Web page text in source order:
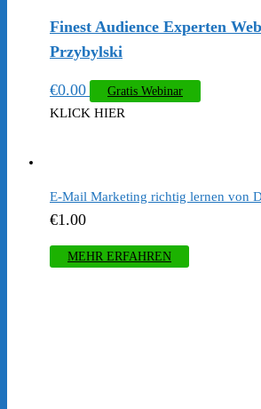
Finest Audience Experten
Przybylski
€0.00 Gratis Webinar
KLICK HIER
E-Mail Marketing richtig lernen von
€1.00
MEHR ERFAHREN